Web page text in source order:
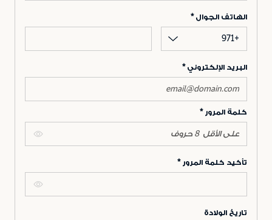
الهاتف الجوال
+971
البريد الإلكتروني
كلمة المرور
تأكيد كلمة المرور
تاريخ الولادة